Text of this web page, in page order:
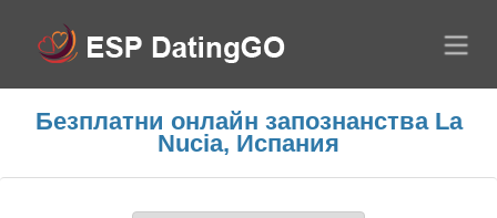
Безплатни онлайн запознанства La
Nucia, Испания